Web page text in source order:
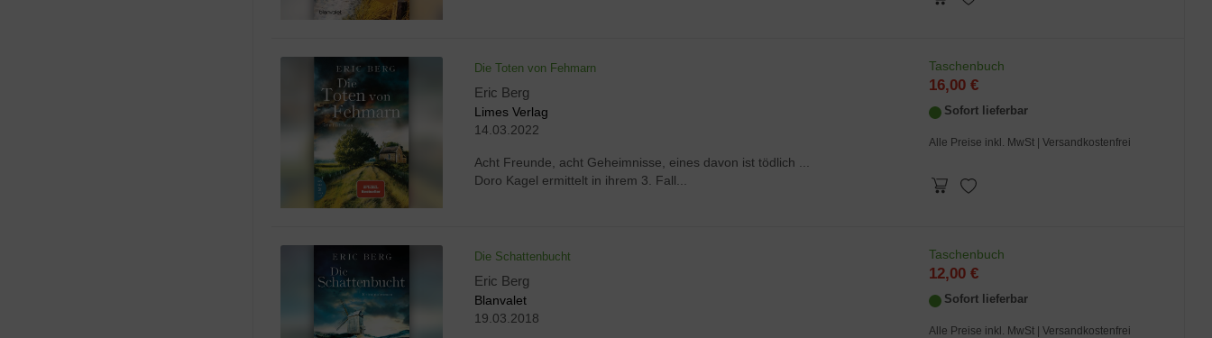
Die Toten von Fehmarn
Eric Berg
Limes Verlag
14.03.2022
Acht Freunde, acht Geheimnisse, eines davon ist tödlich ...
Doro Kagel ermittelt in ihrem 3. Fall...
Taschenbuch
16,00 €
Sofort lieferbar
Alle Preise inkl. MwSt | Versandkostenfrei
Die Schattenbucht
Eric Berg
Blanvalet
19.03.2018
Taschenbuch
12,00 €
Sofort lieferbar
Alle Preise inkl. MwSt | Versandkostenfrei